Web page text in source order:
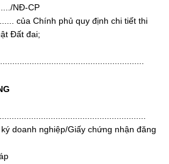
NĐ-CP
của Chính phủ quy định chi tiết thi
Đất đai;
doanh nghiệp/Giấy chứng nhận đăng